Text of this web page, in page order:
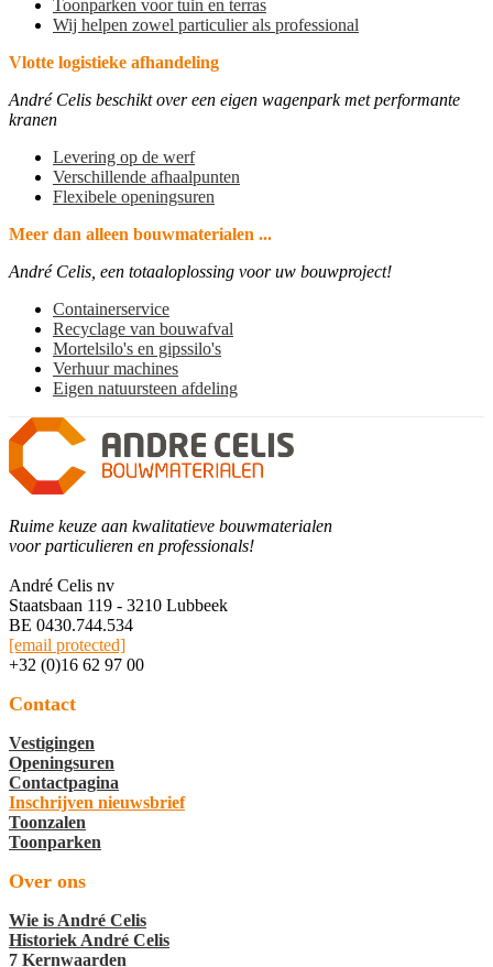
Toonparken voor tuin en terras
Wij helpen zowel particulier als professional
Vlotte logistieke afhandeling
André Celis beschikt over een eigen wagenpark met performante
kranen
Levering op de werf
Verschillende afhaalpunten
Flexibele openingsuren
Meer dan alleen bouwmaterialen ...
André Celis, een totaaloplossing voor uw bouwproject!
Containerservice
Recyclage van bouwafval
Mortelsilo's en gipssilo's
Verhuur machines
Eigen natuursteen afdeling
Ruime keuze aan kwalitatieve bouwmaterialen
voor particulieren en professionals!
André Celis nv
Staatsbaan 119 - 3210 Lubbeek
BE 0430.744.534
[email protected]
+32 (0)16 62 97 00
Contact
Vestigingen
Openingsuren
Contactpagina
Inschrijven nieuwsbrief
Toonzalen
Toonparken
Over ons
Wie is André Celis
Historiek André Celis
7 Kernwaarden